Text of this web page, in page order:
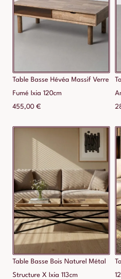
Table Basse Hévéa Massif Verre
Fumé Ixia 120cm
455,00 €
Table Basse Bois Naturel Métal
Structure X Ixia 113cm